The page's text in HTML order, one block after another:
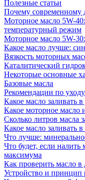
Полезные статьи
Почему современному
Моторное масло 5W-
температурный режим
Моторное масло 5W-
Какое масло лучше:
Вязкость моторных
Каталитический
Некоторые основные
Базовые масла
Рекомендации по
Какое масло заливать в
Какое моторное масло
Сколько литров масла
Какое масло заливать
Что лучше:
Что будет, если
максимума
Как проверить масло в
Устройство и принцип